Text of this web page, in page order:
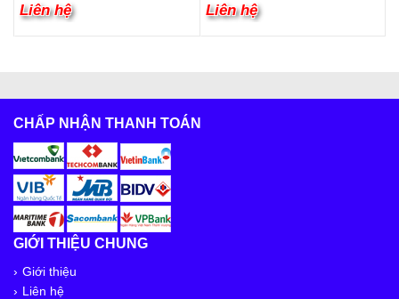
Liên hệ Liên hệ
CHẤP NHẬN THANH TOÁN
GIỚI THIỆU CHUNG
Giới thiệu
Liên hệ